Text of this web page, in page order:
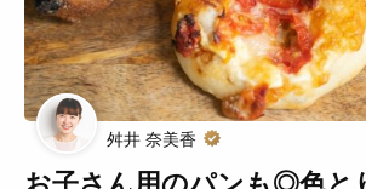
舛井 奈美香